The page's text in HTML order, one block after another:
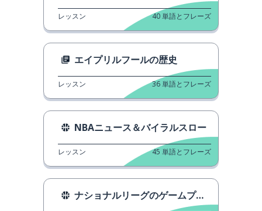
レッスン 40単語とフレーズ
エイプリルフールの歴史
レッスン 36単語とフレーズ
NBAニュース＆バイラルスロー
レッスン 45 単語とフレーズ
ナショナルリーグのゲームプラン